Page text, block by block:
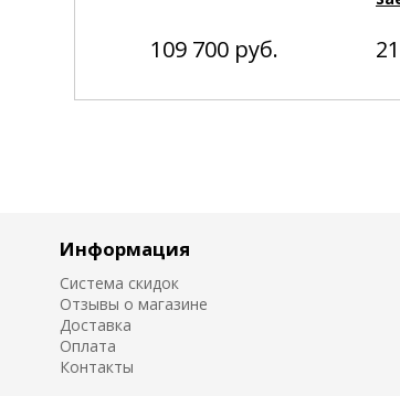
109 700 руб.
Информация
Система скидок
Отзывы о магазине
Доставка
Оплата
Контакты